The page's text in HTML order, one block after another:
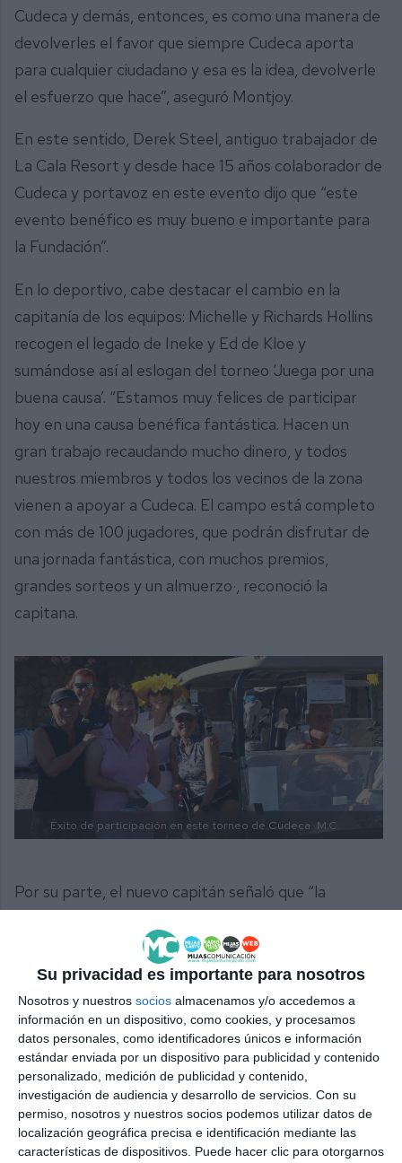
Su privacidad es importante para nosotros
Nosotros y nuestros socios almacenamos y/o accedemos a
información en un dispositivo, como cookies, y procesamos
datos personales, como identificadores únicos e información
estándar enviada por un dispositivo para publicidad y contenido
personalizado, medición de publicidad y contenido,
investigación de audiencia y desarrollo de servicios. Con su
permiso, nosotros y nuestros socios podemos utilizar datos de
localización geográfica precisa e identificación mediante las
características de dispositivos. Puede hacer clic para otorgarnos
Cudeca y demás, entonces, es como una manera de
devolverles el favor que siempre Cudeca aporta
para cualquier ciudadano y esa es la idea, devolverle
el esfuerzo que hace”, aseguró Montjoy.
En este sentido, Derek Steel, antiguo trabajador de
La Cala Resort y desde hace 15 años colaborador de
Cudeca y portavoz en este evento dijo que “este
evento benéfico es muy bueno e importante para
la Fundación”.
En lo deportivo, cabe destacar el cambio en la
capitanía de los equipos: Michelle y Richards Hollins
recogen el legado de Ineke y Ed de Kloe y
sumándose así al eslogan del torneo ‘Juega por una
buena causa’. “Estamos muy felices de participar
hoy en una causa benéfica fantástica. Hacen un
gran trabajo recaudando mucho dinero, y todos
nuestros miembros y todos los vecinos de la zona
vienen a apoyar a Cudeca. El campo está completo
con más de 100 jugadores, que podrán disfrutar de
una jornada fantástica, con muchos premios,
grandes sorteos y un almuerzo·, reconoció la
capitana.
Éxito de participación en este torneo de Cudeca. M.C.
Por su parte, el nuevo capitán señaló que “la
es un fantástico evento para los socios, los
visitantes y el Club de La Cala”.
Con más de tres décadas de trayectoria, la Cudeca
Cup se ha consolidado como mucho más que un
torneo de golf: es un punto de encuentro para
personas, empresas y entidades que comparten un
mismo propósito, el de acompañar y cuidar a
quienes más lo necesitan.